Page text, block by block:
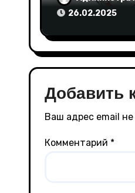
26.02.2025
Добавить
Ваш адрес email
Комментарий *